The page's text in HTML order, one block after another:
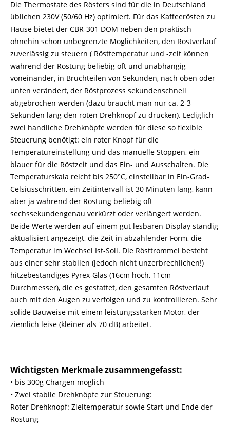
Die Thermostate des Rösters sind für die in Deutschland
üblichen 230V (50/60 Hz) optimiert. Für das Kaffeerösten zu
Hause bietet der CBR-301 DOM neben den praktisch
ohnehin schon unbegrenzte Möglichkeiten, den Röstverlauf
zuverlässig zu steuern ( Rösttemperatur und -zeit können
während der Röstung beliebig oft und unabhängig
voneinander, in Bruchteilen von Sekunden, nach oben oder
unten verändert, der Röstprozess sekundenschnell
abgebrochen werden (dazu braucht man nur ca. 2-3
Sekunden lang den roten Drehknopf zu drücken). Lediglich
zwei handliche Drehknöpfe werden für diese so flexible
Steuerung benötigt: ein roter Knopf für die
Temperatureinstellung und das manuelle Stoppen, ein
blauer für die Röstzeit und das Ein- und Ausschalten. Die
Temperaturskala reicht bis 250°C, einstellbar in Ein-Grad-
Celsiusschritten, ein Zeitintervall ist 30 Minuten lang, kann
aber ja während der Röstung beliebig oft
sechssekundengenau verkürzt oder verlängert werden.
Beide Werte werden auf einem gut lesbaren Display ständig
aktualisiert angezeigt, die Zeit in abzählender Form, die
Temperatur im Wechsel Ist-Soll. Die Rösttrommel besteht
aus einer sehr stabilen (jedoch nicht unzerbrechlichen!)
hitzebeständiges Pyrex-Glas (16cm hoch, 11cm
Durchmesser), die es gestattet, den gesamten Röstverlauf
auch mit den Augen zu verfolgen und zu kontrollieren. Sehr
solide Bauweise mit einem leistungsstarken Motor, der
ziemlich leise (kleiner als 70 dB) arbeitet.
Wichtigsten Merkmale zusammengefasst:
• bis 300g Chargen möglich
• Zwei stabile Drehknöpfe zur Steuerung:
Roter Drehknopf: Zieltemperatur sowie Start und Ende der
Röstung